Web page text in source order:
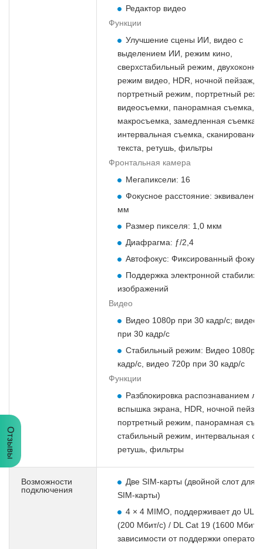
Редактор видео
Функции
Улучшение сцены ИИ, видео с
выделением ИИ, режим кино,
сверхстабильный режим,
режим видео, HDR, ночной пейзаж,
портретный режим, портретный
видеосъемки, панорамная съемка,
макросъемка, замедленная съемка,
интервальная съемка, сканирование
текста, ретушь, фильтры
Фронтальная камера
Мегапиксели: 16
Фокусное расстояние:
мм
Размер пикселя: 1,0 мкм
Диафрагма: ƒ/2,4
Автофокус: Фиксированный фокус
Поддержка электронной
изображений
Видео
Видео 1080p при 30 кадр/с; видео
при 30 кадр/с
Стабильный режим: Видео 1080p
кадр/с, видео 720p при 30 кадр/с
Функции
Разблокировка распознаванием
вспышка экрана, HDR, ночной
портретный режим, панорамная
стабильный режим, интервальная
ретушь, фильтры
Возможности
подключения
Две SIM-карты (двойной слот для
SIM-карты)
4 × 4 MIMO, поддерживает до UL
(200 Мбит/с) / DL Cat 19 (1600 Мбит/
зависимости от поддержки
Отзывы